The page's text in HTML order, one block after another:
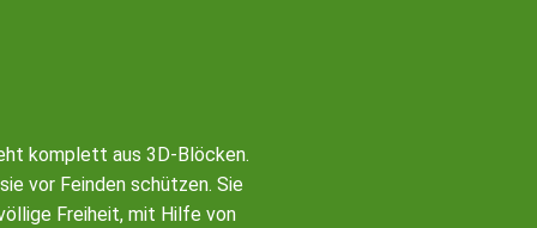
komplett aus 3D-Blöcken.
vor Feinden schützen. Sie
Freiheit, mit Hilfe von